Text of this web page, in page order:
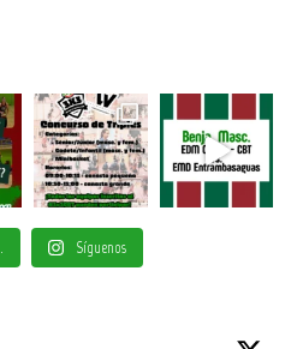
Síguenos